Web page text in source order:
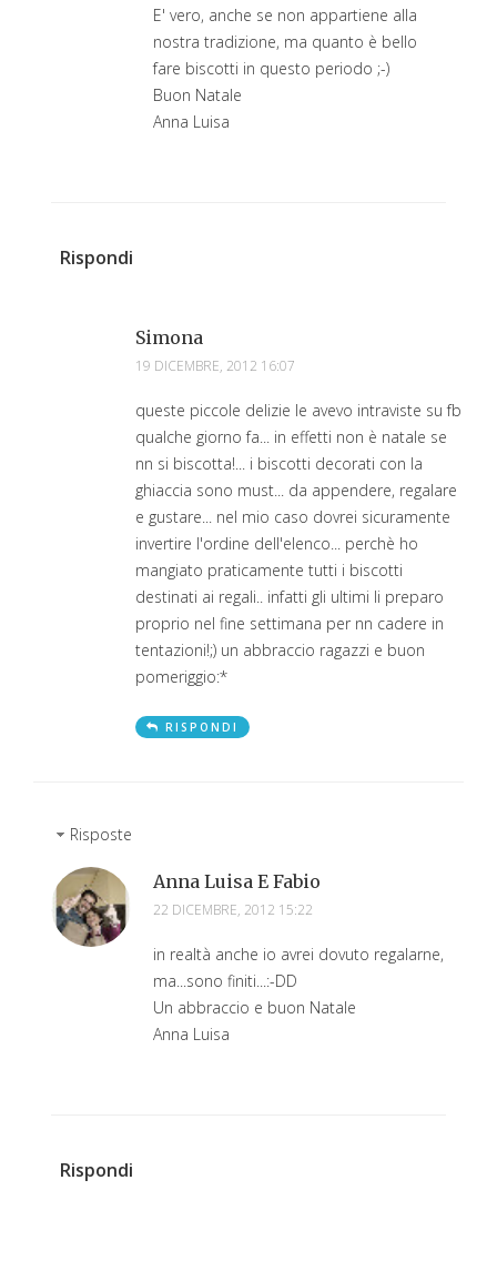
E' vero, anche se non appartiene alla
nostra tradizione, ma quanto è bello
fare biscotti in questo periodo ;-)
Buon Natale
Anna Luisa
Rispondi
Simona
19 DICEMBRE, 2012 16:07
queste piccole delizie le avevo intraviste su fb
qualche giorno fa... in effetti non è natale se
nn si biscotta!... i biscotti decorati con la
ghiaccia sono must... da appendere, regalare
e gustare... nel mio caso dovrei sicuramente
invertire l'ordine dell'elenco... perchè ho
mangiato praticamente tutti i biscotti
destinati ai regali.. infatti gli ultimi li preparo
proprio nel fine settimana per nn cadere in
tentazioni!;) un abbraccio ragazzi e buon
pomeriggio:*
RISPONDI
Risposte
Anna Luisa E Fabio
22 DICEMBRE, 2012 15:22
in realtà anche io avrei dovuto regalarne,
ma...sono finiti...:-DD
Un abbraccio e buon Natale
Anna Luisa
Rispondi